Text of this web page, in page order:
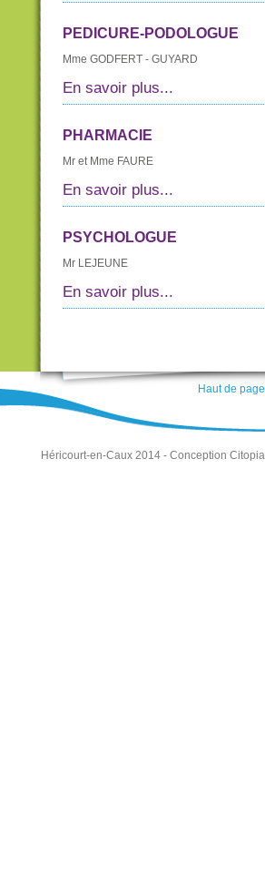
PEDICURE-PODOLOGUE
Mme GODFERT - GUYARD
En savoir plus...
PHARMACIE
Mr et Mme FAURE
En savoir plus...
PSYCHOLOGUE
Mr LEJEUNE
En savoir plus...
Haut de page
Héricourt-en-Caux 2014 - Conception Citopia